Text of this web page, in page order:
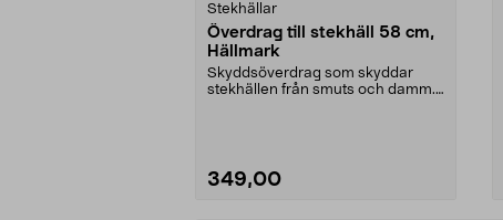
Stekhällar
Överdrag till stekhäll 58 cm,
Hällmark
Skyddsöverdrag som skyddar
stekhällen från smuts och damm.
349,00